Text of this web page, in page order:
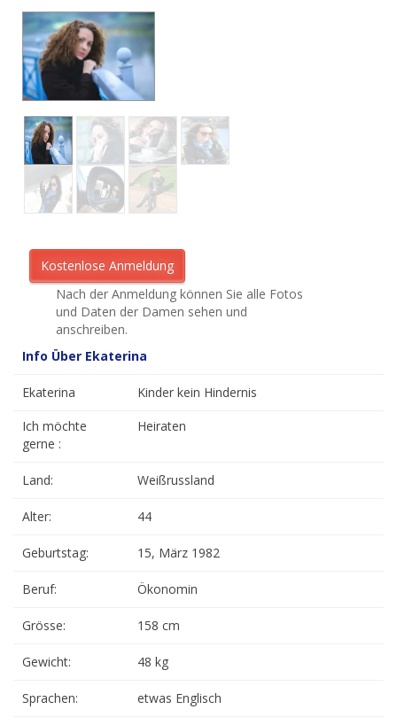
Nach der Anmeldung können Sie alle Fotos
und Daten der Damen sehen und
anschreiben.
Info Über Ekaterina
Ekaterina
Kinder kein Hindernis
Ich möchte
gerne :
Heiraten
Land: Weißrussland
Alter: 44
Geburtstag: 15, März 1982
Beruf: Ökonomin
Grösse: 158 cm
Gewicht: 48 kg
Sprachen: etwas Englisch